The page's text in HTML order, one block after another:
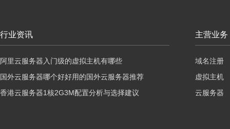
行业资讯
阿里云服务器入门级的虚拟主机有哪些
国外云服务器哪个好好用的国外云服务器推荐
香港云服务器1核2G3M配置分析与选择建议
主营业务
域名注册
虚拟主机
云服务器